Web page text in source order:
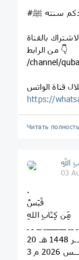
بالقناة
من الرابط 👇
/channel/
https://
Читать
03
.
قَبَسٌ
مِّن كِتَابِ اللهِ
ــ ـــــــــ ــ ـ ـ
هـ
2026 م